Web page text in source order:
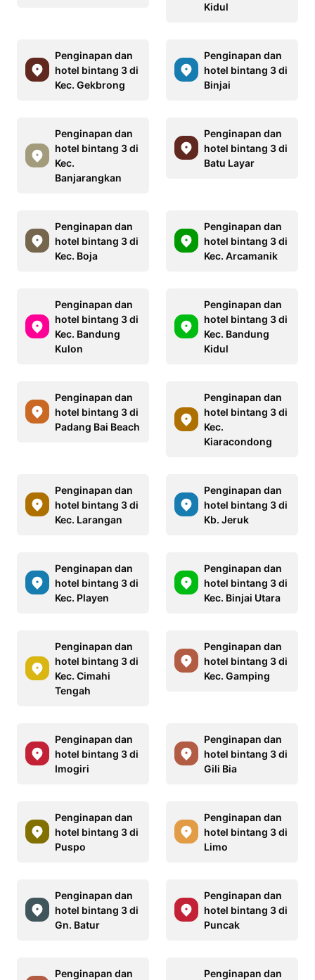
Kidul
Penginapan dan
hotel bintang 3 di
Kec. Gekbrong
Penginapan dan
hotel bintang 3 di
Binjai
Penginapan dan
hotel bintang 3 di
Kec.
Banjarangkan
Penginapan dan
hotel bintang 3 di
Batu Layar
Penginapan dan
hotel bintang 3 di
Kec. Boja
Penginapan dan
hotel bintang 3 di
Kec. Arcamanik
Penginapan dan
hotel bintang 3 di
Kec. Bandung
Kulon
Penginapan dan
hotel bintang 3 di
Kec. Bandung
Kidul
Penginapan dan
hotel bintang 3 di
Padang Bai Beach
Penginapan dan
hotel bintang 3 di
Kec.
Kiaracondong
Penginapan dan
hotel bintang 3 di
Kec. Larangan
Penginapan dan
hotel bintang 3 di
Kb. Jeruk
Penginapan dan
hotel bintang 3 di
Kec. Playen
Penginapan dan
hotel bintang 3 di
Kec. Binjai Utara
Penginapan dan
hotel bintang 3 di
Kec. Cimahi
Tengah
Penginapan dan
hotel bintang 3 di
Kec. Gamping
Penginapan dan
hotel bintang 3 di
Imogiri
Penginapan dan
hotel bintang 3 di
Gili Bia
Penginapan dan
hotel bintang 3 di
Puspo
Penginapan dan
hotel bintang 3 di
Limo
Penginapan dan
hotel bintang 3 di
Gn. Batur
Penginapan dan
hotel bintang 3 di
Puncak
Penginapan dan
Penginapan dan